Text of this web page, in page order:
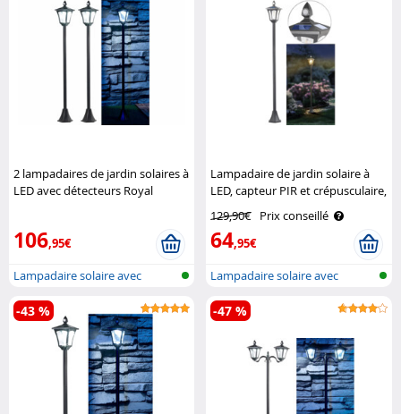
2 lampadaires de jardin solaires à
LED avec détecteurs Royal
106,95€
Lampadaire solaire avec
détecteur d..
Lampadaire de jardin solaire à
LED, capteur PIR et crépusculaire,
300 lm, 160 cm Royal Gardineer
129,90€ Prix conseillé
64,95€
Lampadaire solaire avec
détecteur d..
-43 % -47 %